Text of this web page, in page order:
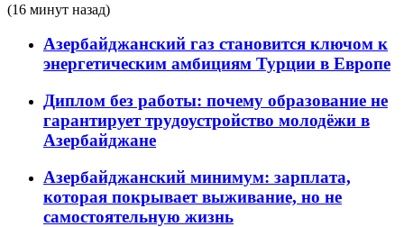
(16 минут назад)
Азербайджанский газ становится ключом к
энергетическим амбициям Турции в Европе
Диплом без работы: почему образование не
гарантирует трудоустройство молодёжи в
Азербайджане
Азербайджанский минимум: зарплата,
которая покрывает выживание, но не
самостоятельную жизнь